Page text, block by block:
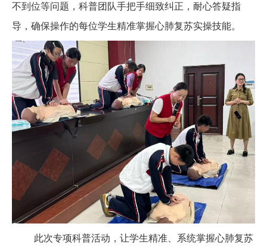
不到位等问题，科普团队手把手细致纠正，耐心答疑指
导，确保操作的每位学生精准掌握心肺复苏实操技能。
此次专项科普活动，让学生精准、系统掌握心肺复苏